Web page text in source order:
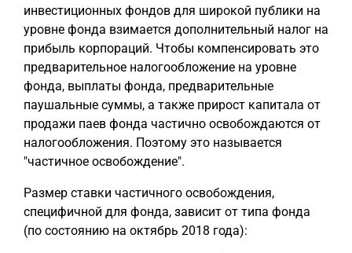
инвестиционных фондов для широкой публики на
уровне фонда взимается дополнительный налог на
прибыль корпораций. Чтобы компенсировать это
предварительное налогообложение на уровне
фонда, выплаты фонда, предварительные
паушальные суммы, а также прирост капитала от
продажи паев фонда частично освобождаются от
налогообложения. Поэтому это называется
"частичное освобождение".
Размер ставки частичного освобождения,
специфичной для фонда, зависит от типа фонда
(по состоянию на октябрь 2018 года):